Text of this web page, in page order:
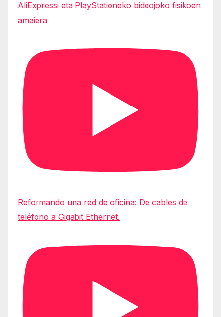
AliExpressi eta PlayStationeko bideojoko fisikoen
amaiera
Reformando una red de oficina: De cables de
teléfono a Gigabit Ethernet.